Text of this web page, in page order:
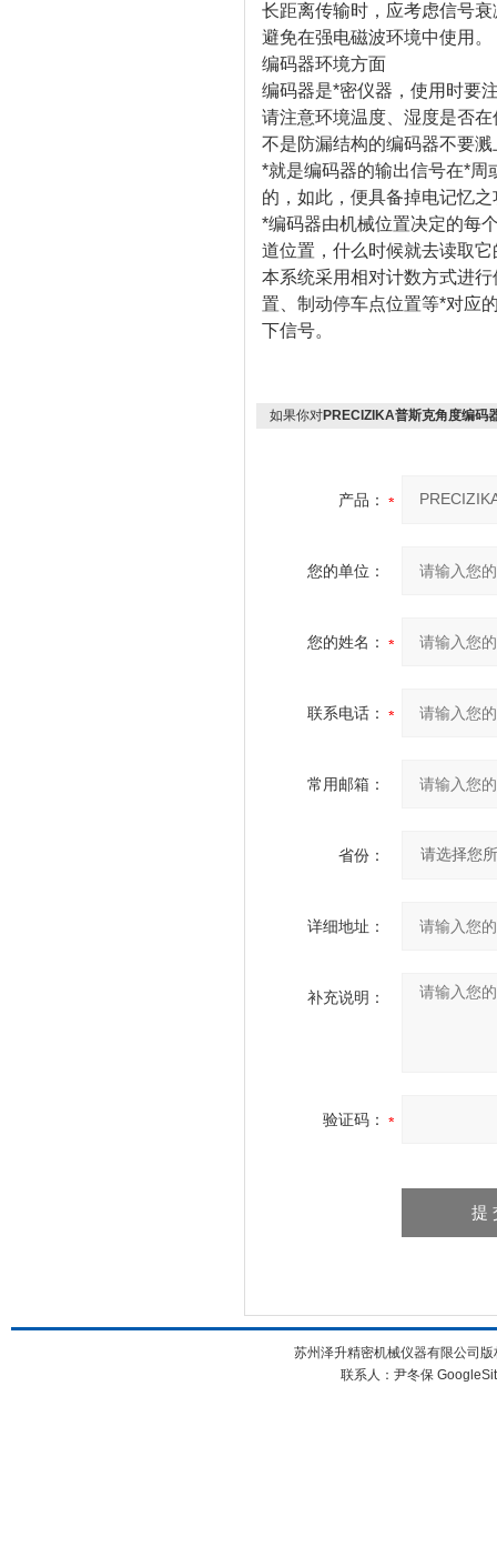
长距离传输时，应考虑信号
避免在强电磁波环境中使用。
编码器环境方面
编码器是*密仪器，使用时要
请注意环境温度、湿度是否
不是防漏结构的编码器不要
*就是编码器的输出信号在*周
的，如此，便具备掉电记忆
*编码器由机械位置决定的每
道位置，什么时候就去读取
本系统采用相对计数方式进
置、制动停车点位置等*对应
下信号。
如果你对PRECIZIKA普斯克角度编码
产品：
您的单位：
您的姓名：
联系电话：
常用邮箱：
省份：
详细地址：
补充说明：
验证码：
苏州泽升精密机械仪器有限公司
联系人：尹冬保